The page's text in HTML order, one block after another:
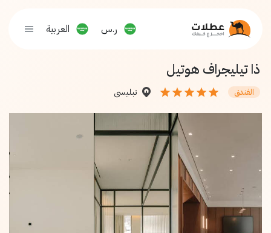
ر.س العربية
ذا تيليجراف هوتيل
الفندق تبليسي